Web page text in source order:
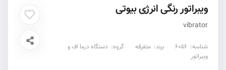
ویبراتور رنگی انرژی بیوتی
vibrator
شناسه: 6056 برند: متفرقه گروه: دستگاه درما اف و
ویبراتور